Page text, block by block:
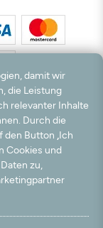
und Rückversand
die jederzeit widerrufen
powered by
damit wir
die Leistung
relevanter Inhalte
Durch die
Button „Ich
Cookies und
zu,